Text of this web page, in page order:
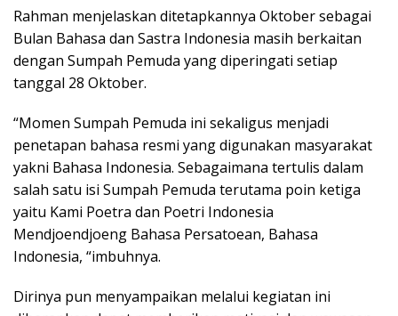
Rahman menjelaskan ditetapkannya Oktober sebagai
Bulan Bahasa dan Sastra Indonesia masih berkaitan
dengan Sumpah Pemuda yang diperingati setiap
tanggal 28 Oktober.
“Momen Sumpah Pemuda ini sekaligus menjadi
penetapan bahasa resmi yang digunakan masyarakat
yakni Bahasa Indonesia. Sebagaimana tertulis dalam
salah satu isi Sumpah Pemuda terutama poin ketiga
yaitu Kami Poetra dan Poetri Indonesia
Mendjoendjoeng Bahasa Persatoean, Bahasa
Indonesia, “imbuhnya.
Dirinya pun menyampaikan melalui kegiatan ini